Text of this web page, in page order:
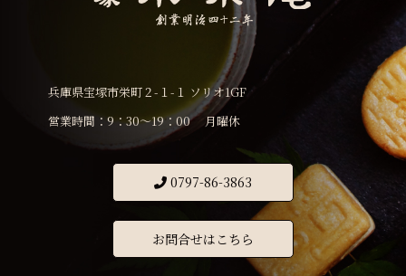
兵庫県宝塚市栄町２-１-１ ソリオ1GF
営業時間：9：30〜19：00 月曜休
0797-86-3863
お問合せはこちら